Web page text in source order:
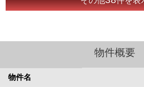
物件概要
物件名